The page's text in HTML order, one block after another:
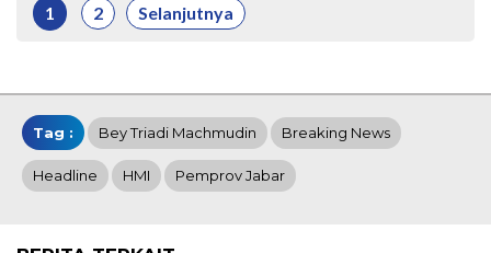
1
2 Selanjutnya
Tag : Bey Triadi Machmudin Breaking News
Headline HMI Pemprov Jabar